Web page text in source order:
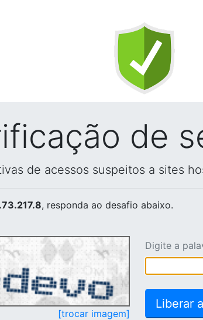
de
de acessos suspeitos a sites
, responda ao desafio abaixo.
[trocar imagem]
Digite a